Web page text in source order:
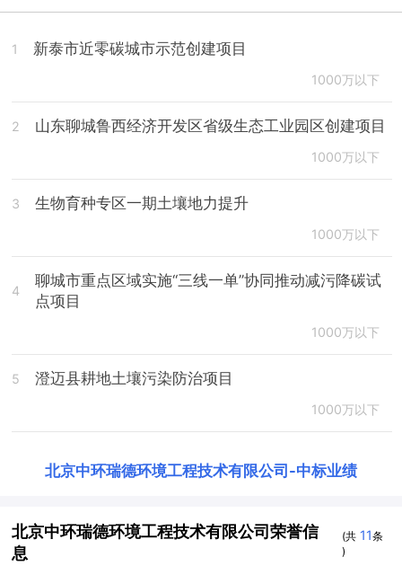
1 新泰市近零碳城市示范创建项目
1000万以下
2 山东聊城鲁西经济开发区省级生态工业园区创建项目
1000万以下
3 生物育种专区一期土壤地力提升
1000万以下
4
聊城市重点区域实施“三线一单”协同推动减污降碳试
点项目
1000万以下
5 澄迈县耕地土壤污染防治项目
1000万以下
北京中环瑞德环境工程技术有限公司 -中标业绩
北京中环瑞德环境工程技术有限公司荣誉信
息
(共 11条
)